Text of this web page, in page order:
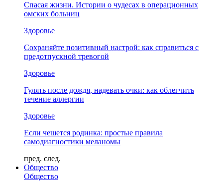
Спасая жизни. Истории о чудесах в операционных
омских больниц
Здоровье
Сохраняйте позитивный настрой: как справиться с
предотпускной тревогой
Здоровье
Гулять после дождя, надевать очки: как облегчить
течение аллергии
Здоровье
Если чешется родинка: простые правила
самодиагностики меланомы
пред. след.
Общество
Общество